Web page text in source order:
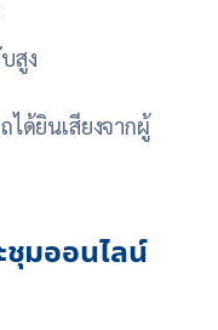
สูง
ได้ยินเสียงจากผู้
ชุมออนไลน์